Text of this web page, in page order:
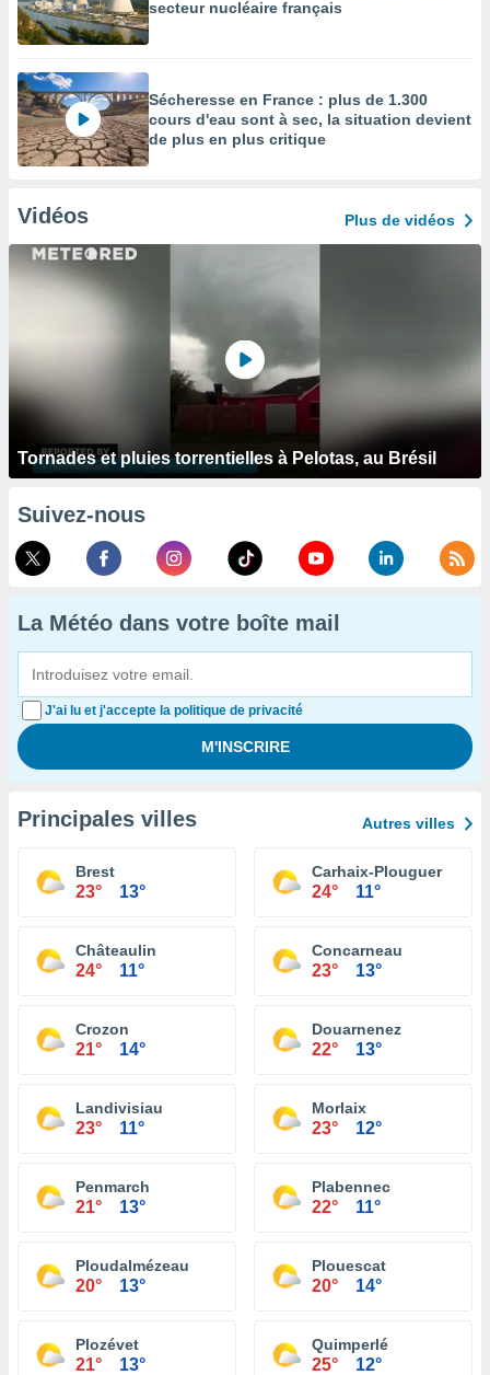
secteur nucléaire français
Sécheresse en France : plus de 1.300
cours d'eau sont à sec, la situation devient
de plus en plus critique
Vidéos Plus de vidéos
Tornades et pluies torrentielles à Pelotas, au Brésil
Suivez-nous
La Météo dans votre boîte mail
J'ai lu et j'accepte la politique de privacité
Principales villes Autres villes
Brest
23° 13°
Carhaix-Plouguer
24° 11°
Châteaulin
24° 11°
Concarneau
23° 13°
Crozon
21° 14°
Douarnenez
22° 13°
Landivisiau
23° 11°
Morlaix
23° 12°
Penmarch
21° 13°
Plabennec
22° 11°
Ploudalmézeau
20° 13°
Plouescat
20° 14°
Plozévet
21° 13°
Quimperlé
25° 12°